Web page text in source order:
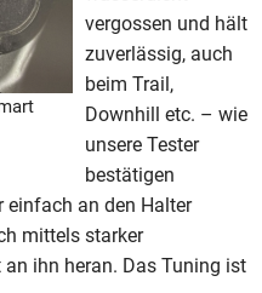
vergossen und hält
zuverlässig, auch
beim Trail,
Downhill etc. – wie
unsere Tester
bestätigen
einfach an den Halter
mittels starker
ihn heran. Das Tuning ist